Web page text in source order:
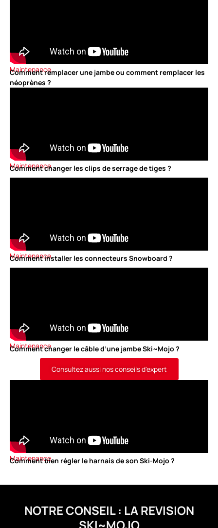
Maintenance
Comment remplacer une jambe ou comment remplacer les
néoprènes ?
Maintenance
Comment changer les clips de serrage de tiges ?
Maintenance
Comment installer les connecteurs Snowboard ?
Maintenance
Comment changer le câble d’une jambe Ski~Mojo ?
Consultez aussi nos conseils d'expert
Maintenance
Comment bien régler le harnais de son Ski-Mojo ?
NOTRE CONSEIL : LA REVISION